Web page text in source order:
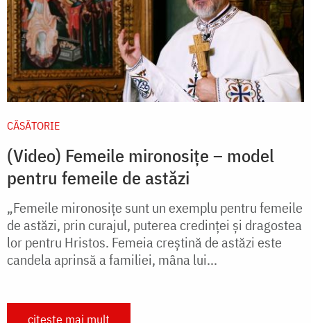
CĂSĂTORIE
(Video) Femeile mironosițe – model
pentru femeile de astăzi
„Femeile mironosițe sunt un exemplu pentru femeile
de astăzi, prin curajul, puterea credinței și dragostea
lor pentru Hristos. Femeia creștină de astăzi este
candela aprinsă a familiei, mâna lui...
citește mai mult